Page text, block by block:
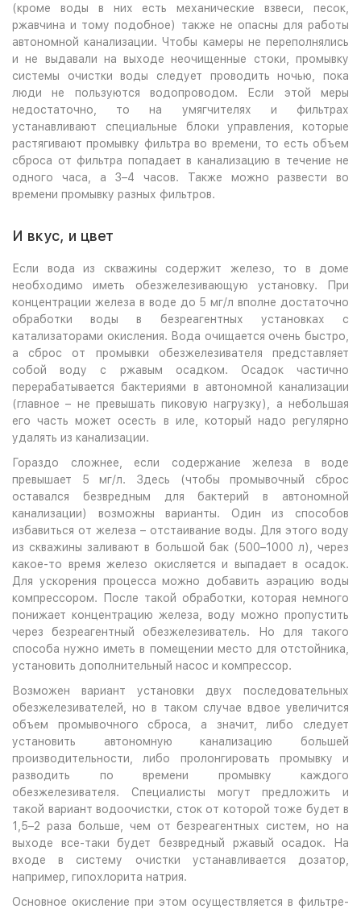
(кроме воды в них есть механические взвеси, песок,
ржавчина и тому подобное) также не опасны для работы
автономной канализации. Чтобы камеры не переполнялись
и не выдавали на выходе неочищенные стоки, промывку
системы очистки воды следует проводить ночью, пока
люди не пользуются водопроводом. Если этой меры
недостаточно, то на умягчителях и фильтрах
устанавливают специальные блоки управления, которые
растягивают промывку фильтра во времени, то есть объем
сброса от фильтра попадает в канализацию в течение не
одного часа, а 3–4 часов. Также можно развести во
времени промывку разных фильтров.
И вкус, и цвет
Если вода из скважины содержит железо, то в доме
необходимо иметь обезжелезивающую установку. При
концентрации железа в воде до 5 мг/л вполне достаточно
обработки воды в безреагентных установках с
катализаторами окисления. Вода очищается очень быстро,
а сброс от промывки обезжелезивателя представляет
собой воду с ржавым осадком. Осадок частично
перерабатывается бактериями в автономной канализации
(главное – не превышать пиковую нагрузку), а небольшая
его часть может осесть в иле, который надо регулярно
удалять из канализации.
Гораздо сложнее, если содержание железа в воде
превышает 5 мг/л. Здесь (чтобы промывочный сброс
оставался безвредным для бактерий в автономной
канализации) возможны варианты. Один из способов
избавиться от железа – отстаивание воды. Для этого воду
из скважины заливают в большой бак (500–1000 л), через
какое-то время железо окисляется и выпадает в осадок.
Для ускорения процесса можно добавить аэрацию воды
компрессором. После такой обработки, которая немного
понижает концентрацию железа, воду можно пропустить
через безреагентный обезжелезиватель. Но для такого
способа нужно иметь в помещении место для отстойника,
установить дополнительный насос и компрессор.
Возможен вариант установки двух последовательных
обезжелезивателей, но в таком случае вдвое увеличится
объем промывочного сброса, а значит, либо следует
установить автономную канализацию большей
производительности, либо пролонгировать промывку и
разводить по времени промывку каждого
обезжелезивателя. Специалисты могут предложить и
такой вариант водоочистки, сток от которой тоже будет в
1,5–2 раза больше, чем от безреагентных систем, но на
выходе все-таки будет безвредный ржавый осадок. На
входе в систему очистки устанавливается дозатор,
например, гипохлорита натрия.
Основное окисление при этом осуществляется в фильтре-